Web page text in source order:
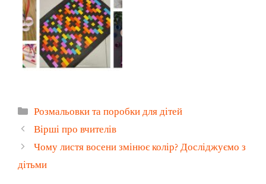
Категорії
Розмальовки та поробки для дітей
Вірші про вчителів
Чому листя восени змінює колір? Досліджуємо з
дітьми